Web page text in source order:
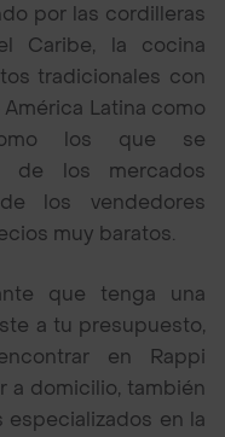
por las cordilleras
Caribe, la cocina
tradicionales con
Latina como
los que se
de los mercados
los vendedores
muy baratos.
que tenga una
a tu presupuesto,
en Rappi
a domicilio, también
en la